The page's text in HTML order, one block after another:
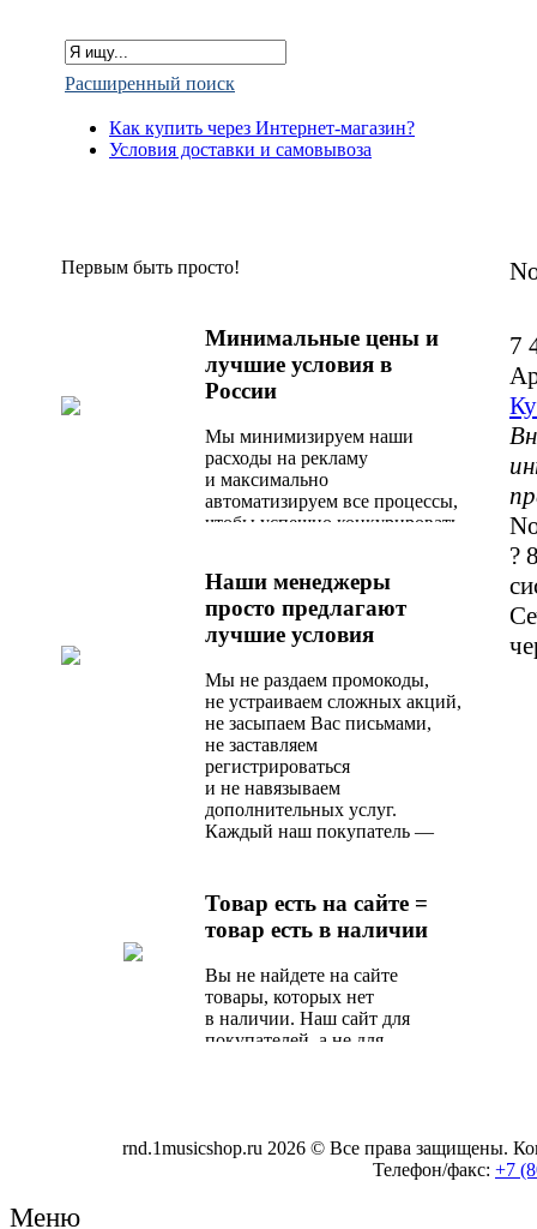
Расширенный поиск
Как купить через Интернет-магазин?
Условия доставки и самовывоза
Первым быть просто!
Минимальные цены и
лучшие условия в
России
Мы минимизируем наши
расходы на рекламу
и максимально
автоматизируем все процессы,
чтобы успешно конкурировать
Наши менеджеры
просто предлагают
лучшие условия
Мы не раздаем промокоды,
не устраиваем сложных акций,
не засыпаем Вас письмами,
не заставляем
регистрироваться
и не навязываем
дополнительных услуг.
Каждый наш покупатель —
он получает оптимальное
по стоимости и качеству
предложение от наших
Товар есть на сайте =
товар есть в наличии
Вы не найдете на сайте
товары, которых нет
в наличии. Наш сайт для
покупателей, а не для
7
?
rnd.1musicshop.ru 2026 © Все права защищены.
Телефон/факс: +7
Меню